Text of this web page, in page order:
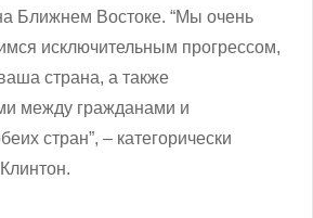
Ближнем Востоке. “Мы очень
исключительным прогрессом,
страна, а также
между гражданами и
стран”, – категорически